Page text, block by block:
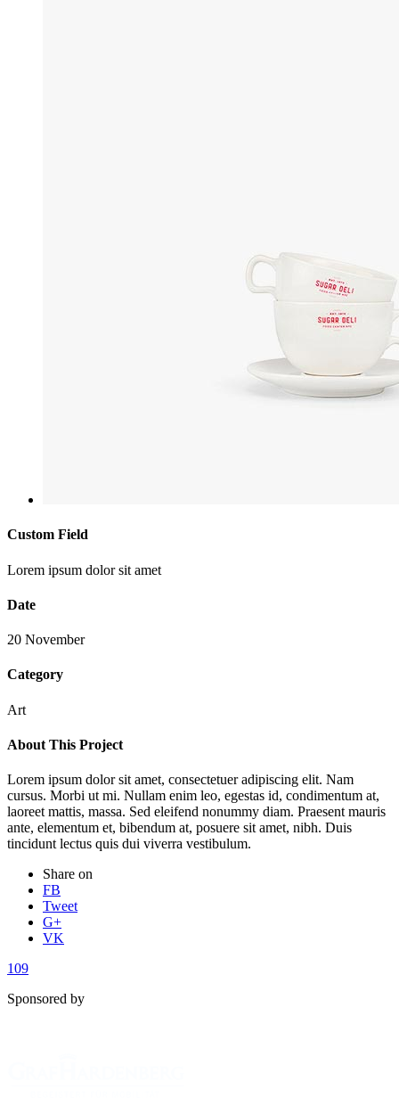
Custom Field
Lorem ipsum dolor sit amet
Date
20 November
Category
Art
About This Project
Lorem ipsum dolor sit amet, consectetuer adipiscing elit. Nam
cursus. Morbi ut mi. Nullam enim leo, egestas id, condimentum at,
laoreet mattis, massa. Sed eleifend nonummy diam. Praesent mauris
ante, elementum et, bibendum at, posuere sit amet, nibh. Duis
tincidunt lectus quis dui viverra vestibulum.
Share on
FB
Tweet
G+
VK
109
Sponsored by